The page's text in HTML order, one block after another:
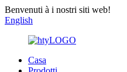
Benvenuti à i nostri siti web!
English
Casa